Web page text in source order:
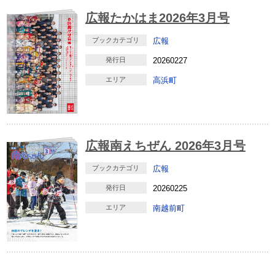
広報たかはま2026年3月号
ブックカテゴリ 広報
発行日 20260227
エリア 高浜町
広報南えちぜん 2026年3月号
ブックカテゴリ 広報
発行日 20260225
エリア 南越前町